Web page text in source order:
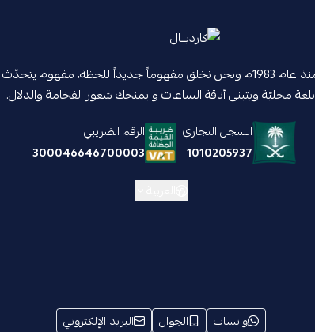
منذ عام 1983م ونحن نخلق مفهوماً جديداً للحظة، مفهوم يتحدّث
بلغة محليّة ويتبنى أناقة الساعات و يمنحك شعور الفخامة والدلال.
السجل التجاري
1010205937
الرقم الضريبي
300046646700003
واتساب الجوال البريد الإلكتروني